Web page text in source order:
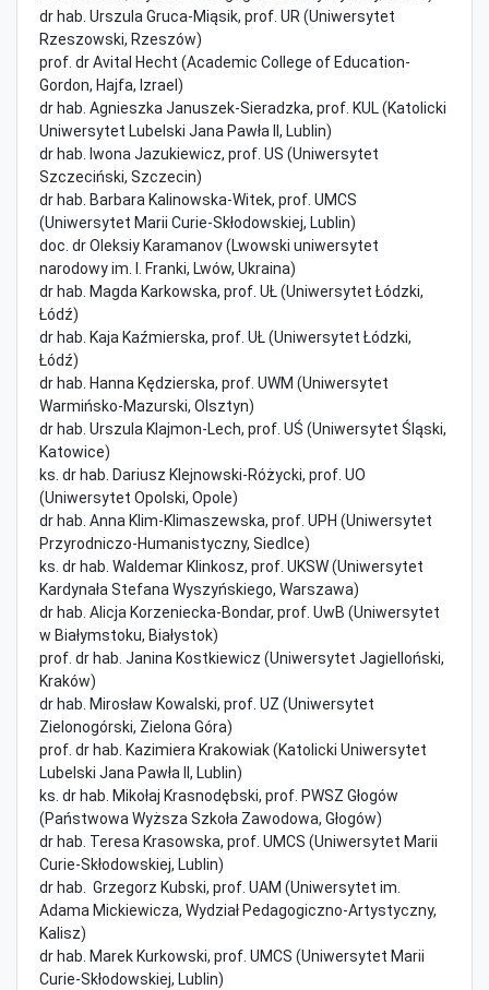
dr hab. Urszula Gruca-Miąsik, prof. UR (Uniwersytet
Rzeszowski, Rzeszów)
prof. dr Avital Hecht (Academic College of Education-
Gordon, Hajfa, Izrael)
dr hab. Agnieszka Januszek-Sieradzka, prof. KUL (Katolicki
Uniwersytet Lubelski Jana Pawła II, Lublin)
dr hab. Iwona Jazukiewicz, prof. US (Uniwersytet
Szczeciński, Szczecin)
dr hab. Barbara Kalinowska-Witek, prof. UMCS
(Uniwersytet Marii Curie-Skłodowskiej, Lublin)
doc. dr Oleksiy Karamanov (Lwowski uniwersytet
narodowy im. I. Franki, Lwów, Ukraina)
dr hab. Magda Karkowska, prof. UŁ (Uniwersytet Łódzki,
Łódź)
dr hab. Kaja Kaźmierska, prof. UŁ (Uniwersytet Łódzki,
Łódź)
dr hab. Hanna Kędzierska, prof. UWM (Uniwersytet
Warmińsko-Mazurski, Olsztyn)
dr hab. Urszula Klajmon-Lech, prof. UŚ (Uniwersytet Śląski,
Katowice)
ks. dr hab. Dariusz Klejnowski-Różycki, prof. UO
(Uniwersytet Opolski, Opole)
dr hab. Anna Klim-Klimaszewska, prof. UPH (Uniwersytet
Przyrodniczo-Humanistyczny, Siedlce)
ks. dr hab. Waldemar Klinkosz, prof. UKSW (Uniwersytet
Kardynała Stefana Wyszyńskiego, Warszawa)
dr hab. Alicja Korzeniecka-Bondar, prof. UwB (Uniwersytet
w Białymstoku, Białystok)
prof. dr hab. Janina Kostkiewicz (Uniwersytet Jagielloński,
Kraków)
dr hab. Mirosław Kowalski, prof. UZ (Uniwersytet
Zielonogórski, Zielona Góra)
prof. dr hab. Kazimiera Krakowiak (Katolicki Uniwersytet
Lubelski Jana Pawła II, Lublin)
ks. dr hab. Mikołaj Krasnodębski, prof. PWSZ Głogów
(Państwowa Wyższa Szkoła Zawodowa, Głogów)
dr hab. Teresa Krasowska, prof. UMCS (Uniwersytet Marii
Curie-Skłodowskiej, Lublin)
dr hab. Grzegorz Kubski, prof. UAM (Uniwersytet im.
Adama Mickiewicza, Wydział Pedagogiczno-Artystyczny,
Kalisz)
dr hab. Marek Kurkowski, prof. UMCS (Uniwersytet Marii
Curie-Skłodowskiej, Lublin)